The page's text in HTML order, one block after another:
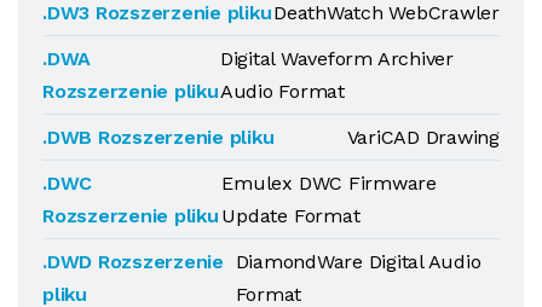
.DW3 Rozszerzenie plikuDeathWatch WebCrawler
.DWA
Rozszerzenie pliku
Digital Waveform Archiver
Audio Format
.DWB Rozszerzenie pliku
VariCAD Drawing
.DWC
Rozszerzenie pliku
Emulex DWC Firmware
Update Format
.DWD Rozszerzenie
pliku
DiamondWare Digital Audio
Format